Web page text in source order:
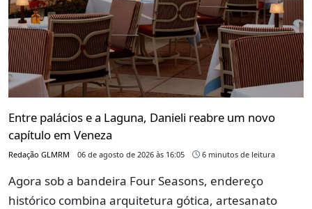
Entre palácios e a Laguna, Danieli reabre um novo
capítulo em Veneza
Redação GLMRM 06 de agosto de 2026 às 16:05 6 minutos de leitura
Agora sob a bandeira Four Seasons, endereço
histórico combina arquitetura gótica, artesanato